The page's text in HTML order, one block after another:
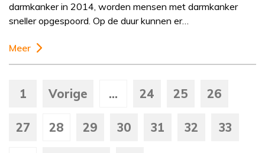
darmkanker in 2014, worden mensen met darmkanker
sneller opgespoord. Op de duur kunnen er…
Meer
1 Vorige ... 24 25 26
27 28 29 30 31 32 33